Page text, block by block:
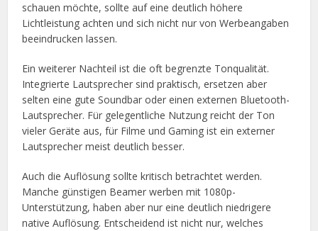
schauen möchte, sollte auf eine deutlich höhere
Lichtleistung achten und sich nicht nur von Werbeangaben
beeindrucken lassen.
Ein weiterer Nachteil ist die oft begrenzte Tonqualität.
Integrierte Lautsprecher sind praktisch, ersetzen aber
selten eine gute Soundbar oder einen externen Bluetooth-
Lautsprecher. Für gelegentliche Nutzung reicht der Ton
vieler Geräte aus, für Filme und Gaming ist ein externer
Lautsprecher meist deutlich besser.
Auch die Auflösung sollte kritisch betrachtet werden.
Manche günstigen Beamer werben mit 1080p-
Unterstützung, haben aber nur eine deutlich niedrigere
native Auflösung. Entscheidend ist nicht nur, welches